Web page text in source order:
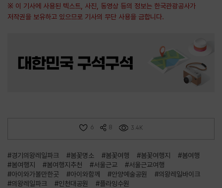
※ 이 기사에 사용된 텍스트, 사진, 동영상 등의 정보는 한국관광공사가
저작권을 보유하고 있으므로 기사의 무단 사용을 금합니다.
6 8 3.4K
#경기의왕레일파크 #봄꽃명소 #봄꽃여행 #봄꽃여행지
#봄여행
#봄여행지
#봄여행지추천 #서울근교
#서울근교여행
#아이와가볼만한곳
#아이와함께 #안양예술공원
#의왕레일바이크
#의왕레일파크
#인천대공원 #플라잉수원